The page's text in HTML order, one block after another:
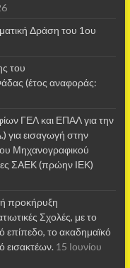
Δράση του 1ου
του
(έτος αναφοράς:
ΓΕΛ και ΕΠΑΛ για την
για εισαγωγή στην
Μηχανογραφικού
ΣΑΕΚ (πρώην ΙΕΚ)
προκήρυξη
Σχολές, με το
επίπεδο, το ακαδημαϊκό
εισακτέων. 15 Ιουνίου